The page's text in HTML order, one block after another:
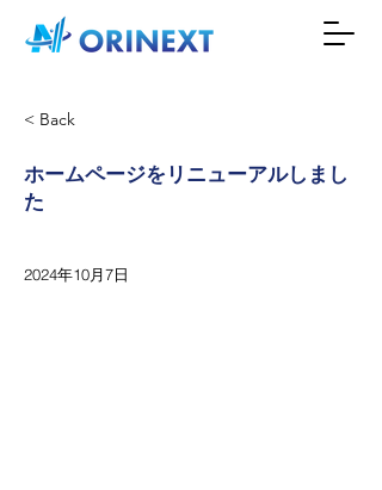
< Back
ホームページをリニューアルしまし
た
2024年10月7日